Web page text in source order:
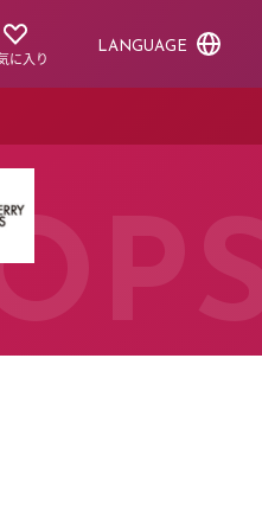
に入り
LANGUAGE